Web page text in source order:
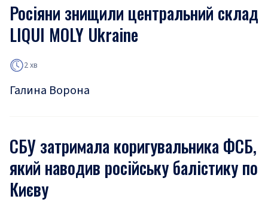
Росіяни знищили центральний склад
LIQUI MOLY Ukraine
2 хв
Галина Ворона
СБУ затримала коригувальника ФСБ,
який наводив російську балістику по
Києву